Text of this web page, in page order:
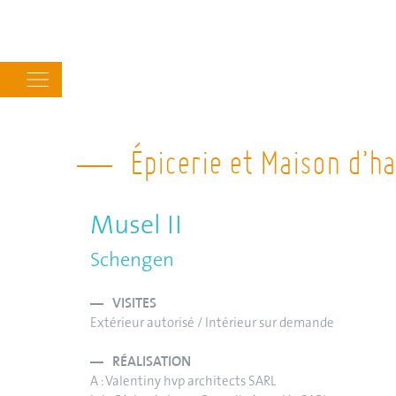
navigation
Épicerie et Maison
Musel II
Schengen
VISITES
Extérieur autorisé / Intérieur sur demande
RÉALISATION
A : Valentiny hvp architects SARL